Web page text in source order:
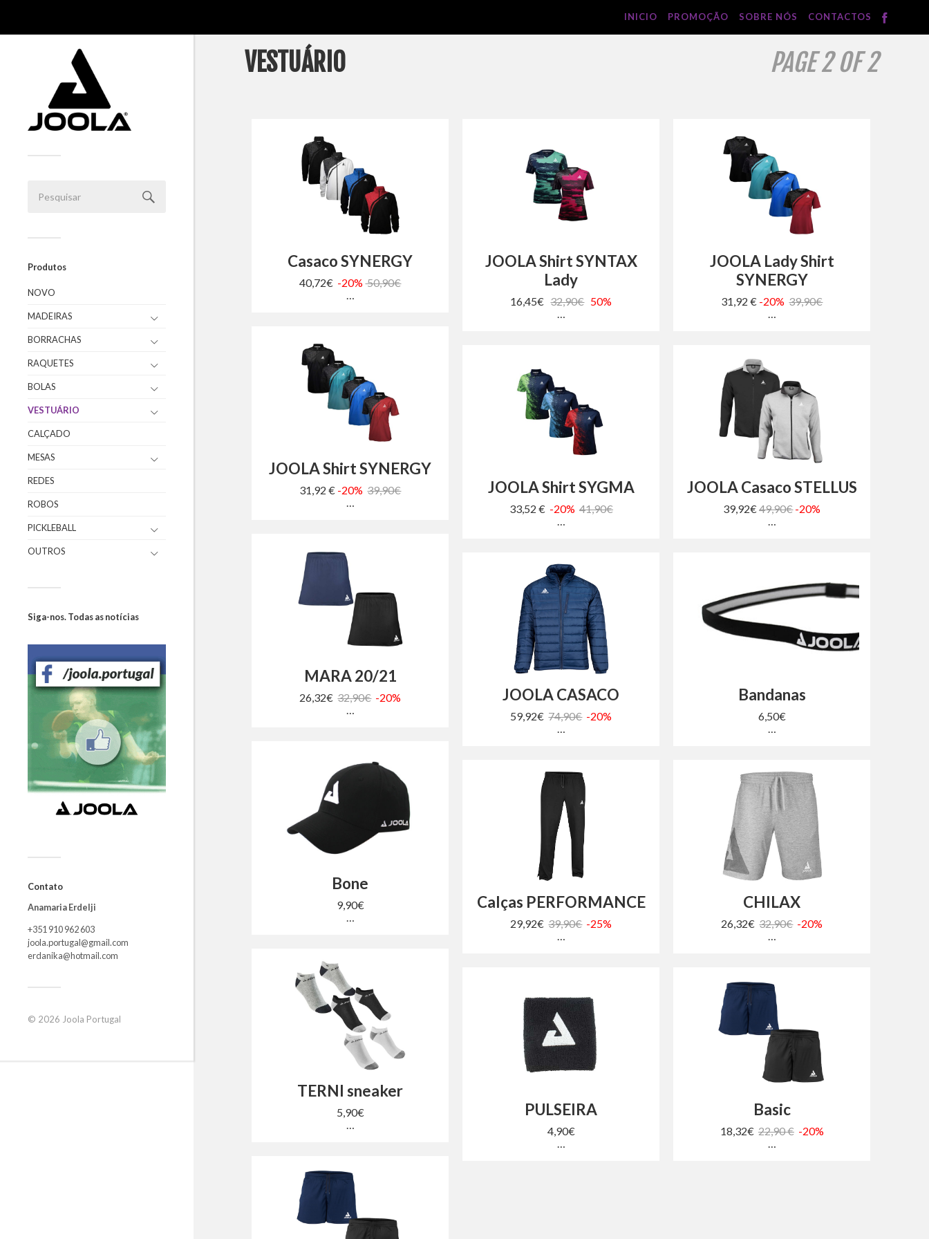
INICIO PROMOÇÃO SOBRE NÓS CONTACTOS
Produtos
NOVO
MADEIRAS
BORRACHAS
RAQUETES
BOLAS
VESTUÁRIO
CALÇADO
MESAS
REDES
ROBOS
PICKLEBALL
OUTROS
Siga-nos. Todas as notícias
Contato
Anamaria Erdelji
+351 910 962 603
joola.portugal@gmail.com
erdanika@hotmail.com
© 2026 Joola Portugal
VESTUÁRIO PAGE 2 OF 2
Casaco SYNERGY
40,72€ -20% 50,90€
…
JOOLA Shirt SYNTAX
Lady
16,45€32,90€ 50%
…
JOOLA Lady Shirt
SYNERGY
31,92 € -20% 39,90€
…
JOOLA Shirt SYNERGY
31,92 € -20% 39,90€
…
JOOLA Shirt SYGMA
33,52 € -20% 41,90€
…
JOOLA Casaco STELLUS
39,92€49,90€-20%
…
MARA 20/21
26,32€32,90€ -20%
…
JOOLA CASACO
59,92€74,90€ -20%
…
Bandanas
6,50€
…
Bone
9,90€
…
Calças PERFORMANCE
29,92€39,90€ -25%
…
CHILAX
26,32€32,90€ -20%
…
TERNI sneaker
5,90€
…
PULSEIRA
4,90€
…
Basic
18,32€ 22,90 € -20%
…